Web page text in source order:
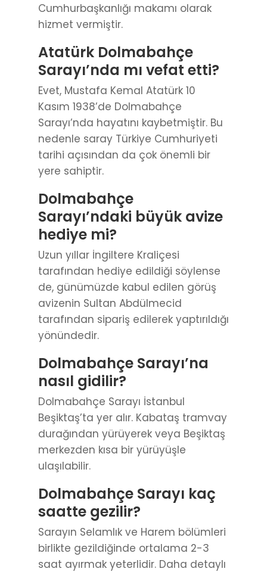
Cumhurbaşkanlığı makamı olarak
hizmet vermiştir.
Atatürk Dolmabahçe
Sarayı’nda mı vefat etti?
Evet, Mustafa Kemal Atatürk 10
Kasım 1938’de Dolmabahçe
Sarayı’nda hayatını kaybetmiştir. Bu
nedenle saray Türkiye Cumhuriyeti
tarihi açısından da çok önemli bir
yere sahiptir.
Dolmabahçe
Sarayı’ndaki büyük avize
hediye mi?
Uzun yıllar İngiltere Kraliçesi
tarafından hediye edildiği söylense
de, günümüzde kabul edilen görüş
avizenin Sultan Abdülmecid
tarafından sipariş edilerek yaptırıldığı
yönündedir.
Dolmabahçe Sarayı’na
nasıl gidilir?
Dolmabahçe Sarayı İstanbul
Beşiktaş’ta yer alır. Kabataş tramvay
durağından yürüyerek veya Beşiktaş
merkezden kısa bir yürüyüşle
ulaşılabilir.
Dolmabahçe Sarayı kaç
saatte gezilir?
Sarayın Selamlık ve Harem bölümleri
birlikte gezildiğinde ortalama 2-3
saat ayırmak yeterlidir. Daha detaylı